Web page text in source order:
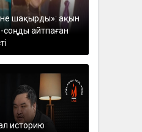
шақырды»: ақын
айтпаған
историю